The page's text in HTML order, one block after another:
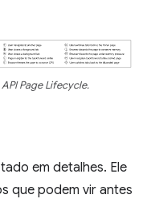
Page Lifecycle.
em detalhes. Ele
que podem vir antes